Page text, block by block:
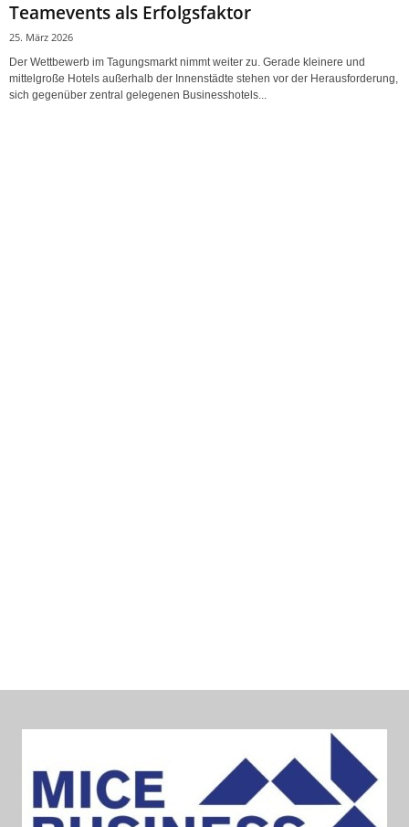
Teamevents als Erfolgsfaktor
25. März 2026
Der Wettbewerb im Tagungsmarkt nimmt weiter zu. Gerade kleinere und
mittelgroße Hotels außerhalb der Innenstädte stehen vor der Herausforderung,
sich gegenüber zentral gelegenen Businesshotels...